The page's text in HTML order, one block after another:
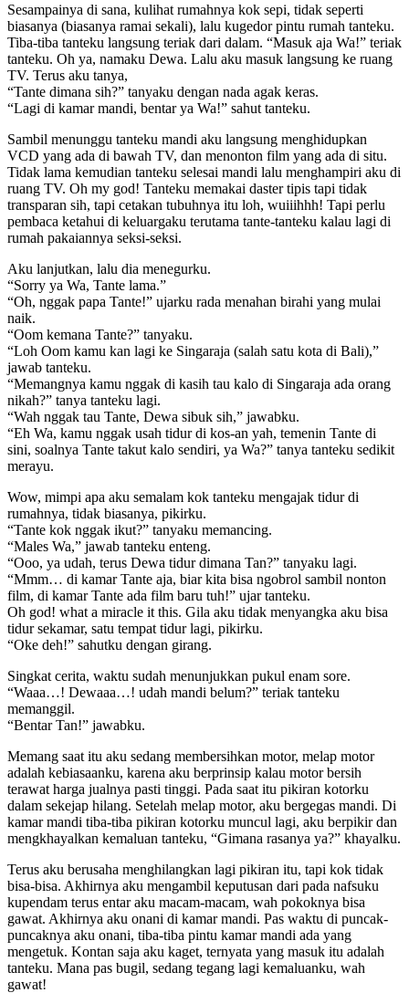
Sesampainya di sana, kulihat rumahnya kok sepi, tidak seperti
biasanya (biasanya ramai sekali), lalu kugedor pintu rumah tanteku.
Tiba-tiba tanteku langsung teriak dari dalam. “Masuk aja Wa!” teriak
tanteku. Oh ya, namaku Dewa. Lalu aku masuk langsung ke ruang
TV. Terus aku tanya,
“Tante dimana sih?” tanyaku dengan nada agak keras.
“Lagi di kamar mandi, bentar ya Wa!” sahut tanteku.
Sambil menunggu tanteku mandi aku langsung menghidupkan
VCD yang ada di bawah TV, dan menonton film yang ada di situ.
Tidak lama kemudian tanteku selesai mandi lalu menghampiri aku di
ruang TV. Oh my god! Tanteku memakai daster tipis tapi tidak
transparan sih, tapi cetakan tubuhnya itu loh, wuiiihhh! Tapi perlu
pembaca ketahui di keluargaku terutama tante-tanteku kalau lagi di
rumah pakaiannya seksi-seksi.
Aku lanjutkan, lalu dia menegurku.
“Sorry ya Wa, Tante lama.”
“Oh, nggak papa Tante!” ujarku rada menahan birahi yang mulai
naik.
“Oom kemana Tante?” tanyaku.
“Loh Oom kamu kan lagi ke Singaraja (salah satu kota di Bali),”
jawab tanteku.
“Memangnya kamu nggak di kasih tau kalo di Singaraja ada orang
nikah?” tanya tanteku lagi.
“Wah nggak tau Tante, Dewa sibuk sih,” jawabku.
“Eh Wa, kamu nggak usah tidur di kos-an yah, temenin Tante di
sini, soalnya Tante takut kalo sendiri, ya Wa?” tanya tanteku sedikit
merayu.
Wow, mimpi apa aku semalam kok tanteku mengajak tidur di
rumahnya, tidak biasanya, pikirku.
“Tante kok nggak ikut?” tanyaku memancing.
“Males Wa,” jawab tanteku enteng.
“Ooo, ya udah, terus Dewa tidur dimana Tan?” tanyaku lagi.
“Mmm… di kamar Tante aja, biar kita bisa ngobrol sambil nonton
film, di kamar Tante ada film baru tuh!” ujar tanteku.
Oh god! what a miracle it this. Gila aku tidak menyangka aku bisa
tidur sekamar, satu tempat tidur lagi, pikirku.
“Oke deh!” sahutku dengan girang.
Singkat cerita, waktu sudah menunjukkan pukul enam sore.
“Waaa…! Dewaaa…! udah mandi belum?” teriak tanteku
memanggil.
“Bentar Tan!” jawabku.
Memang saat itu aku sedang membersihkan motor, melap motor
adalah kebiasaanku, karena aku berprinsip kalau motor bersih
terawat harga jualnya pasti tinggi. Pada saat itu pikiran kotorku
dalam sekejap hilang. Setelah melap motor, aku bergegas mandi. Di
kamar mandi tiba-tiba pikiran kotorku muncul lagi, aku berpikir dan
mengkhayalkan kemaluan tanteku, “Gimana rasanya ya?” khayalku.
Terus aku berusaha menghilangkan lagi pikiran itu, tapi kok tidak
bisa-bisa. Akhirnya aku mengambil keputusan dari pada nafsuku
kupendam terus entar aku macam-macam, wah pokoknya bisa
gawat. Akhirnya aku onani di kamar mandi. Pas waktu di puncak-
puncaknya aku onani, tiba-tiba pintu kamar mandi ada yang
mengetuk. Kontan saja aku kaget, ternyata yang masuk itu adalah
tanteku. Mana pas bugil, sedang tegang lagi kemaluanku, wah
gawat!